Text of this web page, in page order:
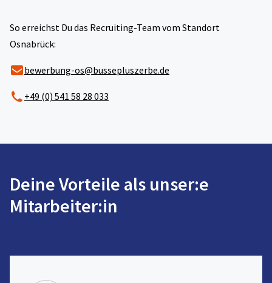
So erreichst Du das Recruiting-Team vom Standort
Osnabrück:
bewerbung-os@bussepluszerbe.de
+49 (0) 541 58 28 033
Deine Vorteile als unser:e
Mitarbeiter:in